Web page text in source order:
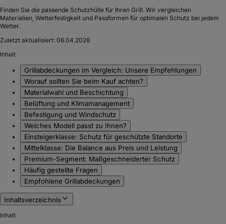
Finden Sie die passende Schutzhülle für Ihren Grill. Wir vergleichen
Materialien, Wetterfestigkeit und Passformen für optimalen Schutz bei jedem
Wetter.
Zuletzt aktualisiert: 06.04.2026
Inhalt
Grillabdeckungen im Vergleich: Unsere Empfehlungen
Worauf sollten Sie beim Kauf achten?
Materialwahl und Beschichtung
Belüftung und Klimamanagement
Befestigung und Windschutz
Welches Modell passt zu Ihnen?
Einsteigerklasse: Schutz für geschützte Standorte
Mittelklasse: Die Balance aus Preis und Leistung
Premium-Segment: Maßgeschneiderter Schutz
Häufig gestellte Fragen
Empfohlene Grillabdeckungen
Inhaltsverzeichnis
Inhalt